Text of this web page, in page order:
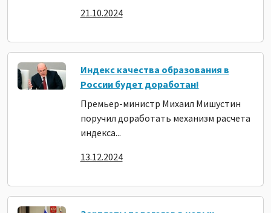
21.10.2024
Индекс качества образования в
России будет доработан!
Премьер-министр Михаил Мишустин
поручил доработать механизм расчета
индекса...
13.12.2024